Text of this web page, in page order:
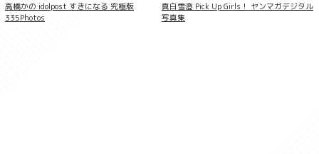
高橋かの idolpost すきになる 究極版
335Photos
真白雪澄 Pick Up Girls！ ヤンマガデジタル
写真集